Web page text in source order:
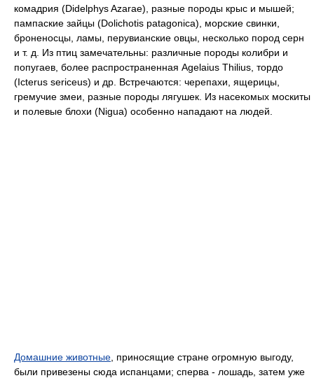
комадрия (Didelphys Azarae), разные породы крыс и мышей;
пампаские зайцы (Dolichotis patagonica), морские свинки,
броненосцы, ламы, перувианские овцы, несколько пород серн
и т. д. Из птиц замечательны: различные породы колибри и
попугаев, более распространенная Agelaius Thilius, тордо
(Icterus sericeus) и др. Встречаются: черепахи, ящерицы,
гремучие змеи, разные породы лягушек. Из насекомых москиты
и полевые блохи (Nigua) особенно нападают на людей.
Домашние животные , приносящие стране огромную выгоду,
были привезены сюда испанцами; сперва - лошадь, затем уже